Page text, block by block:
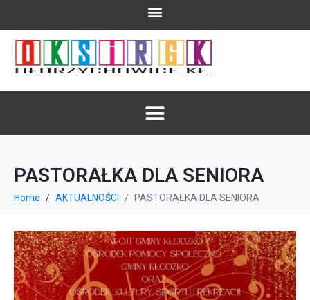
PASTORAŁKA DLA SENIORA
Home AKTUALNOŚCI PASTORAŁKA DLA SENIORA